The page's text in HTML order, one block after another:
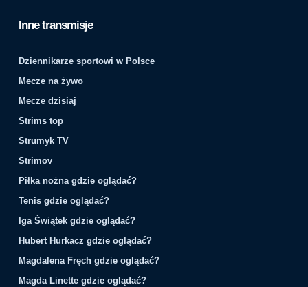
Inne transmisje
Dziennikarze sportowi w Polsce
Mecze na żywo
Mecze dzisiaj
Strims top
Strumyk TV
Strimov
Piłka nożna gdzie oglądać?
Tenis gdzie oglądać?
Iga Świątek gdzie oglądać?
Hubert Hurkacz gdzie oglądać?
Magdalena Fręch gdzie oglądać?
Magda Linette gdzie oglądać?